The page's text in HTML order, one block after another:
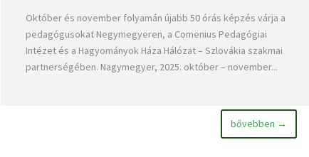
Október és november folyamán újabb 50 órás képzés várja a
pedagógusokat Negymegyeren, a Comenius Pedagógiai
Intézet és a Hagyományok Háza Hálózat – Szlovákia szakmai
partnerségében. Nagymegyer, 2025. október – november...
bővebben →